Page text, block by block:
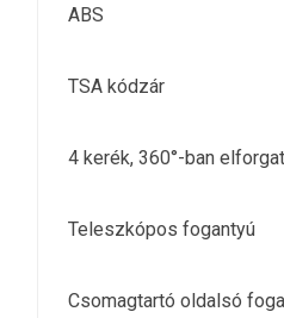
ABS
TSA kódzár
4 kerék, 360°-ban
Teleszkópos fogantyú
Csomagtartó oldalsó